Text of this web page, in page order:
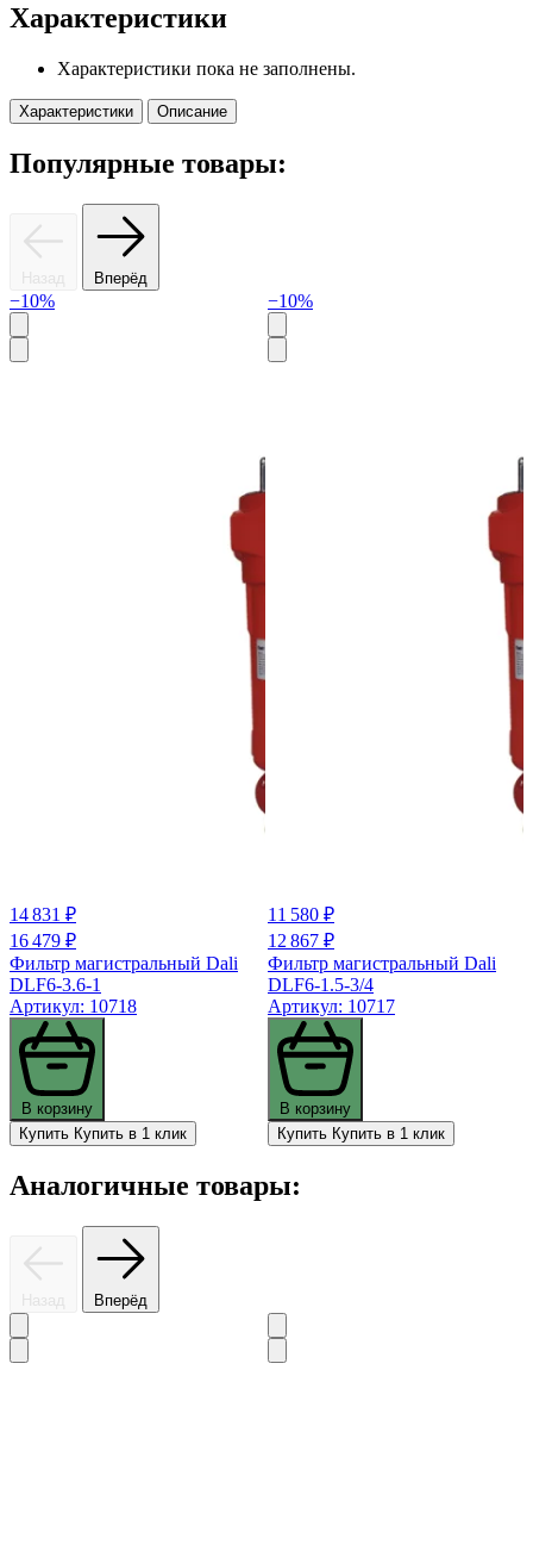
Характеристики
Характеристики пока не заполнены.
Характеристики Описание
Популярные товары:
Назад Вперёд
−10%
14 831 ₽
16 479 ₽
Фильтр магистральный Dali
DLF6-3.6-1
Артикул: 10718
В корзину
Купить Купить в 1 клик
−10%
11 580 ₽
12 867 ₽
Фильтр магистральный Dali
DLF6-1.5-3/4
Артикул: 10717
В корзину
Купить Купить в 1 клик
Аналогичные товары:
Назад Вперёд